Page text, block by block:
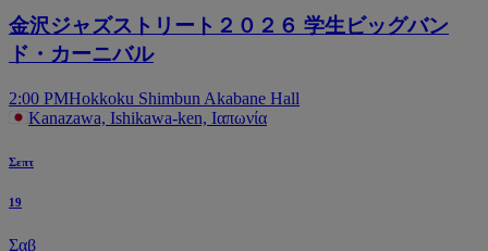
金沢ジャズストリート２０２６ 学生ビッグバン
ド・カーニバル
2:00 PMHokkoku Shimbun Akabane Hall
Kanazawa, Ishikawa-ken, Ιαπωνία
Σεπτ
19
Σαβ